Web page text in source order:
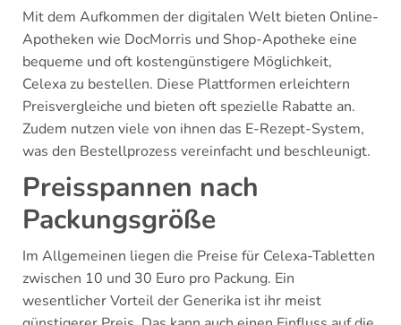
Mit dem Aufkommen der digitalen Welt bieten Online-
Apotheken wie DocMorris und Shop-Apotheke eine
bequeme und oft kostengünstigere Möglichkeit,
Celexa zu bestellen. Diese Plattformen erleichtern
Preisvergleiche und bieten oft spezielle Rabatte an.
Zudem nutzen viele von ihnen das E-Rezept-System,
was den Bestellprozess vereinfacht und beschleunigt.
Preisspannen nach
Packungsgröße
Im Allgemeinen liegen die Preise für Celexa-Tabletten
zwischen 10 und 30 Euro pro Packung. Ein
wesentlicher Vorteil der Generika ist ihr meist